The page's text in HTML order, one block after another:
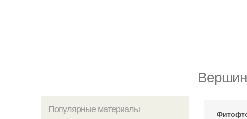
Популярные материалы